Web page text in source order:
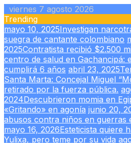
Skip
to
content
viernes 7 agosto 2026
Trending
mayo 10, 2025Investigan
suegra de cantante colombiano
2025Contratista recibió $2.500
centro de salud en Gachancipá:
cumplirá 6 años abril 23, 2025
Santa Marta: Concejal Miguel
retirado por la fuerza pública.
2024Descubrieron momia en
«Gritando» en agonía junio 20,
abusos contra niños en guerras
mayo 16, 2026Esteticista quiere
Yulixa, pero teme por su vida